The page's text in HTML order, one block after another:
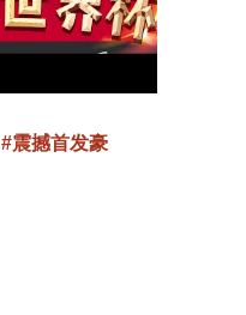
#震撼首发豪